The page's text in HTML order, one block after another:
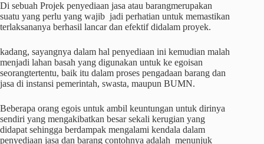
Di sebuah Projek penyediaan jasa atau barangmerupakan
suatu yang perlu yang wajib jadi perhatian untuk memastikan
terlaksananya berhasil lancar dan efektif didalam proyek.
kadang, sayangnya dalam hal penyediaan ini kemudian malah
menjadi lahan basah yang digunakan untuk ke egoisan
seorangtertentu, baik itu dalam proses pengadaan barang dan
jasa di instansi pemerintah, swasta, maupun BUMN.
Beberapa orang egois untuk ambil keuntungan untuk dirinya
sendiri yang mengakibatkan besar sekali kerugian yang
didapat sehingga berdampak mengalami kendala dalam
penyediaan jasa dan barang contohnya adalah menunjuk